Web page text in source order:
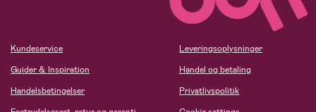
Kundeservice
Guider & Inspiration
Handelsbetingelser
Leveringsoplysninger
Handel og betaling
Privatlivspolitik